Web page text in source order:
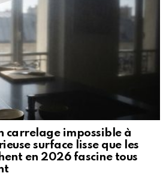
carrelage impossible à
surface lisse que les
en 2026 fascine tous